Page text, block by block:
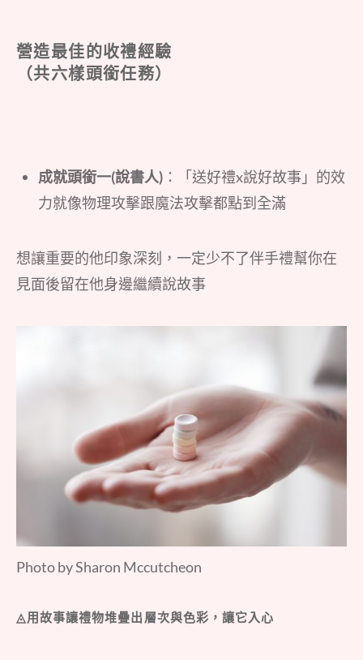
營造最佳的收禮經驗
（共六樣頭銜任務）
成就頭銜一(說書人) ：「送好禮x說好故事」的效
力就像物理攻擊跟魔法攻擊都點到全滿
想讓重要的他印象深刻，一定少不了伴手禮幫你在
見面後留在他身邊繼續說故事
Photo by Sharon Mccutcheon
◬用故事讓禮物堆疊出層次與色彩，讓它入心